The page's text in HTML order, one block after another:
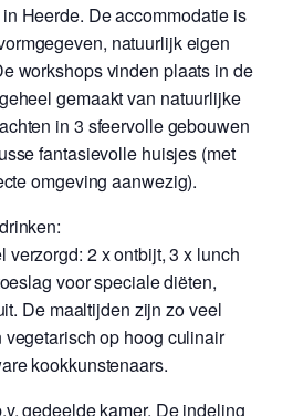
Heerde. De accommodatie is
natuurlijk eigen
workshops vinden plaats in de
gemaakt van natuurlijke
in 3 sfeervolle gebouwen
fantasievolle huisjes (met
omgeving aanwezig).
verzorgd: 2 x ontbijt, 3 x lunch
voor speciale diëten,
De maaltijden zijn zo veel
op hoog culinair
kookkunstenaars.
gedeelde kamer. De indeling